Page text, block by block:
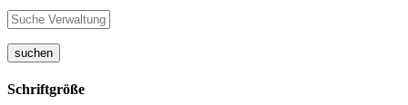
suchen
Schriftgröße